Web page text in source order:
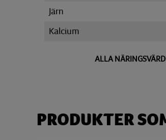
Järn
Kalcium
ALLA
PRODUKTER